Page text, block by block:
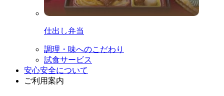
仕出し弁当
調理・味へのこだわり
試食サービス
安心安全について
ご利用案内